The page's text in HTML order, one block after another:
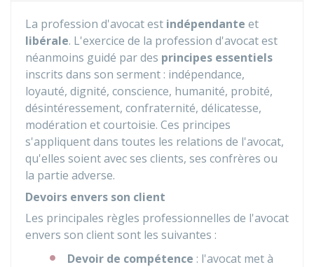
La profession d'avocat est indépendante et
libérale. L'exercice de la profession d'avocat est
néanmoins guidé par des principes essentiels
inscrits dans son serment : indépendance,
loyauté, dignité, conscience, humanité, probité,
désintéressement, confraternité, délicatesse,
modération et courtoisie. Ces principes
s'appliquent dans toutes les relations de l'avocat,
qu'elles soient avec ses clients, ses confrères ou
la partie adverse.
Devoirs envers son client
Les principales règles professionnelles de l'avocat
envers son client sont les suivantes :
Devoir de compétence : l'avocat met à